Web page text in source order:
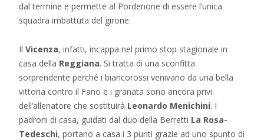
dal termine e permette al Pordenone di essere l’unica
squadra imbattuta del girone.
Il Vicenza, infatti, incappa nel primo stop stagionale in
casa della Reggiana. Si tratta di una sconfitta
sorprendente perché i biancorossi venivano da una bella
vittoria contro il Fano e i granata sono ancora privi
dell’allenatore che sostituirà Leonardo Menichini. I
padroni di casa, guidati dal duo della Berretti La Rosa-
Tedeschi, portano a casa i 3 punti grazie ad uno spunto di